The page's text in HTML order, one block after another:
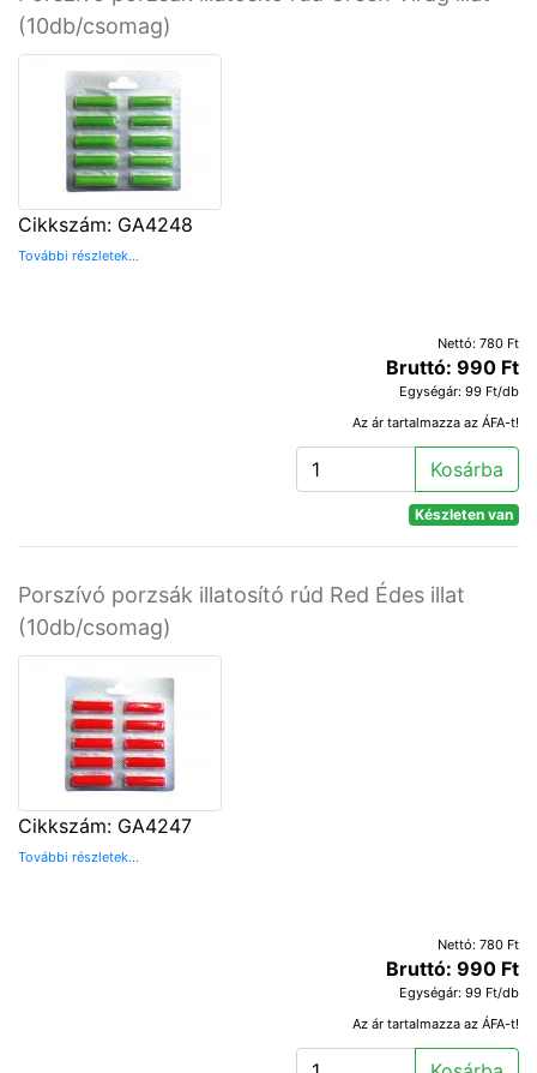
(10db/csomag)
Cikkszám: GA4248
További részletek...
Nettó: 780 Ft
Bruttó: 990 Ft
Egységár: 99 Ft/db
Az ár tartalmazza az ÁFA-t!
Kosárba
Készleten van
Porszívó porzsák illatosító rúd Red Édes illat
(10db/csomag)
Cikkszám: GA4247
További részletek...
Nettó: 780 Ft
Bruttó: 990 Ft
Egységár: 99 Ft/db
Az ár tartalmazza az ÁFA-t!